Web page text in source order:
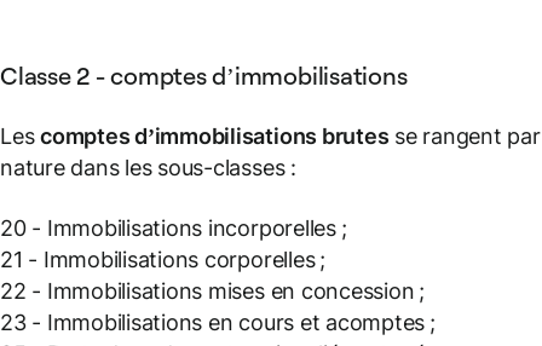
Classe 2 - comptes d’immobilisations
Lescomptes d’immobilisations brutes se rangent par
nature dans les sous-classes :
20 - Immobilisations incorporelles ;
21 - Immobilisations corporelles ;
22 - Immobilisations mises en concession ;
23 - Immobilisations en cours et acomptes ;